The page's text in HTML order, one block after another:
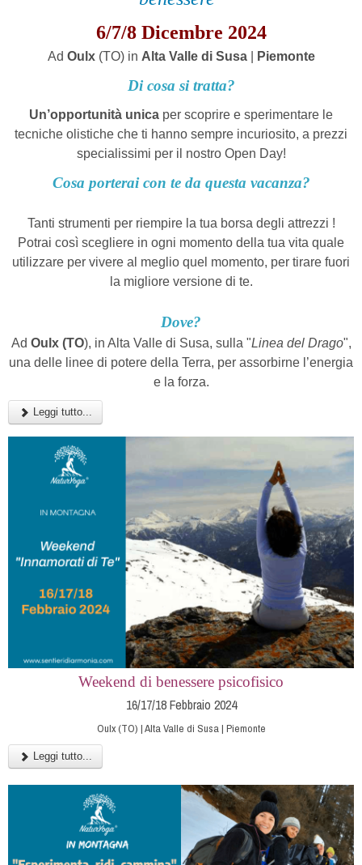
6/7/8 Dicembre 2024
Ad Oulx(TO) in Alta Valle di Susa| Piemonte
Di cosa si tratta?
Un’opportunità unica per scoprire e sperimentare le
tecniche olistiche che ti hanno sempre incuriosito, a prezzi
specialissimi per il nostro Open Day!
Cosa porterai con te da questa vacanza?
Tanti strumenti per riempire la tua borsa degli attrezzi !
Potrai così scegliere in ogni momento della tua vita quale
utilizzare per vivere al meglio quel momento, per tirare fuori
la migliore versione di te.
Dove?
Ad Oulx (TO), in Alta Valle di Susa, sulla "Linea del Drago",
una delle linee di potere della Terra, per assorbirne l’energia
e la forza.
Leggi tutto...
Weekend di benessere psicofisico
16/17/18 Febbraio 2024
Oulx (TO) | Alta Valle di Susa | Piemonte
Leggi tutto...